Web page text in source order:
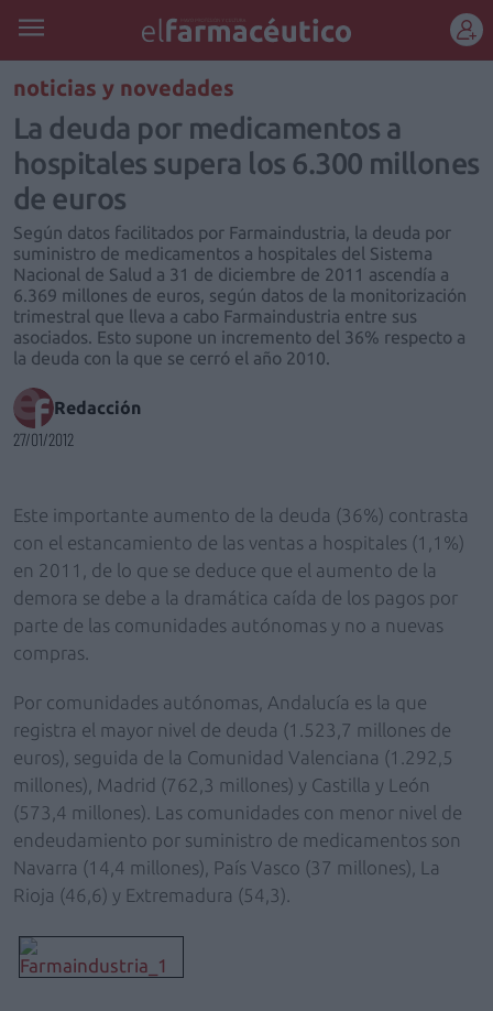
REGÍSTRATE
noticias y novedades
La deuda por medicamentos a
hospitales supera los 6.300 millones
de euros
Según datos facilitados por Farmaindustria, la deuda por
suministro de medicamentos a hospitales del Sistema
Nacional de Salud a 31 de diciembre de 2011 ascendía a
6.369 millones de euros, según datos de la monitorización
trimestral que lleva a cabo Farmaindustria entre sus
asociados. Esto supone un incremento del 36% respecto a
la deuda con la que se cerró el año 2010.
Redacción
27/01/2012
Este importante aumento de la deuda (36%) contrasta
con el estancamiento de las ventas a hospitales (1,1%)
en 2011, de lo que se deduce que el aumento de la
demora se debe a la dramática caída de los pagos por
parte de las comunidades autónomas y no a nuevas
compras.
Por comunidades autónomas, Andalucía es la que
registra el mayor nivel de deuda (1.523,7 millones de
euros), seguida de la Comunidad Valenciana (1.292,5
millones), Madrid (762,3 millones) y Castilla y León
(573,4 millones). Las comunidades con menor nivel de
endeudamiento por suministro de medicamentos son
Navarra (14,4 millones), País Vasco (37 millones), La
Rioja (46,6) y Extremadura (54,3).